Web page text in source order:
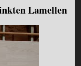
Lamellen